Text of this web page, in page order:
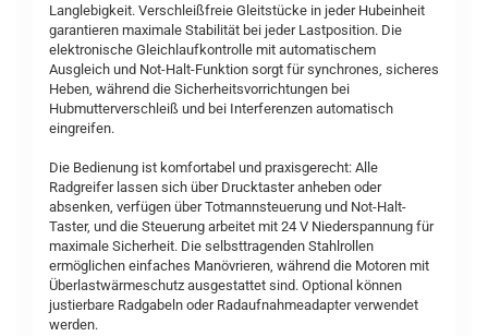
Langlebigkeit. Verschleißfreie Gleitstücke in jeder Hubeinheit
garantieren maximale Stabilität bei jeder Lastposition. Die
elektronische Gleichlaufkontrolle mit automatischem
Ausgleich und Not-Halt-Funktion sorgt für synchrones, sicheres
Heben, während die Sicherheitsvorrichtungen bei
Hubmutterverschleiß und bei Interferenzen automatisch
eingreifen.
Die Bedienung ist komfortabel und praxisgerecht: Alle
Radgreifer lassen sich über Drucktaster anheben oder
absenken, verfügen über Totmannsteuerung und Not-Halt-
Taster, und die Steuerung arbeitet mit 24 V Niederspannung für
maximale Sicherheit. Die selbsttragenden Stahlrollen
ermöglichen einfaches Manövrieren, während die Motoren mit
Überlastwärmeschutz ausgestattet sind. Optional können
justierbare Radgabeln oder Radaufnahmeadapter verwendet
werden.